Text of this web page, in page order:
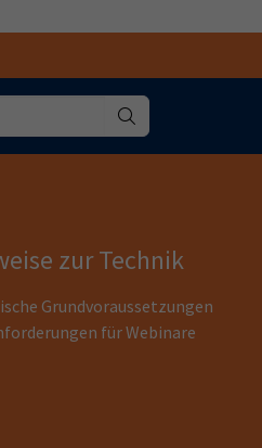
zur Technik
Grundvoraussetzungen
für Webinare